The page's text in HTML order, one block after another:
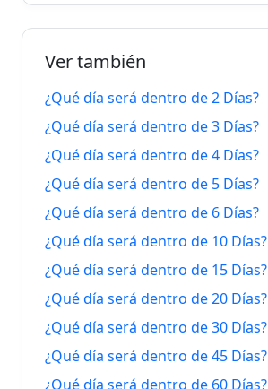
9
Días
Hace
10
Días
de 2026
Días
Hace
Días
26 de julio
de 2026
En 11
Días
Hace
12
Días
25 de julio
de 2026
En 12
Días
13
Días
24 de julio
de 2026
En 13
Días
Ver también
¿Qué día será dentro de 2 Días?
¿Qué día será dentro de 3 Días?
¿Qué día será dentro de 4 Días?
¿Qué día será dentro de 5 Días?
¿Qué día será dentro de 6 Días?
¿Qué día será dentro de 10 Días?
¿Qué día será dentro de 15 Días?
¿Qué día será dentro de 20 Días?
¿Qué día será dentro de 30 Días?
¿Qué día será dentro de 45 Días?
¿Qué día será dentro de 60 Días?